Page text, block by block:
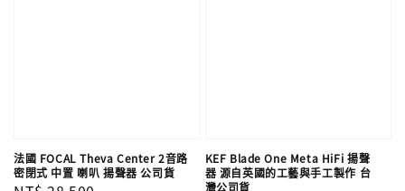
法國 FOCAL Theva Center 2音路
密閉式 中置 喇叭 揚聲器 公司貨
KEF Blade One Meta HiFi 揚聲
器 源自英國的工藝與手工製作 台
灣公司貨